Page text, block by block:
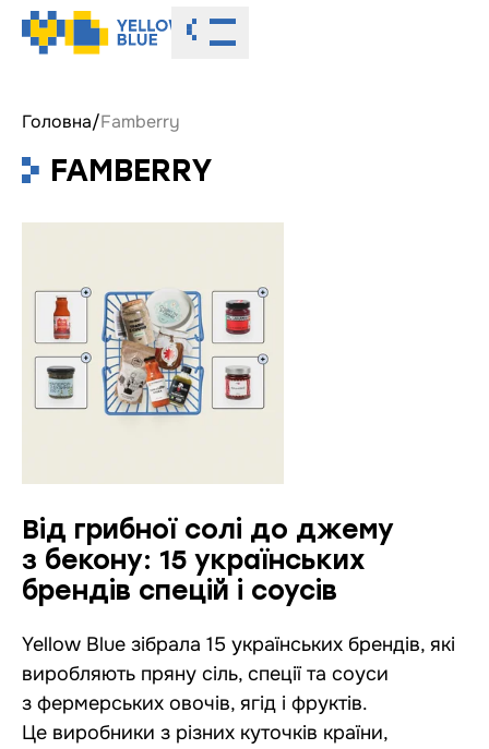
Toggle menu
Головна/Famberry
FAMBERRY
Від грибної солі до джему
з бекону: 15 українських
брендів спецій і соусів
Yellow Blue зібрала 15 українських брендів, які
виробляють пряну сіль, спеції та соуси
з фермерських овочів, ягід і фруктів.
Це виробники з різних куточків країни,